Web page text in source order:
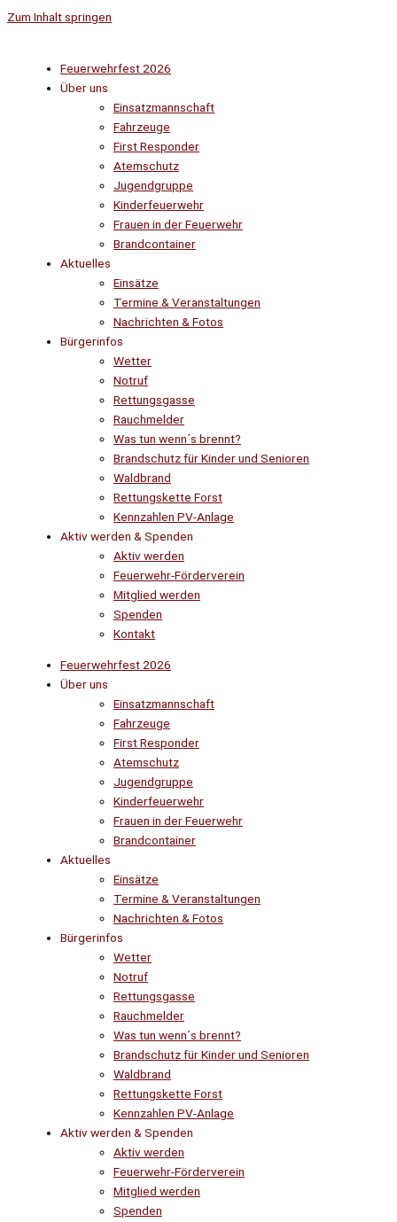
Zum Inhalt springen
Feuerwehrfest 2026
Über uns
Einsatzmannschaft
Fahrzeuge
First Responder
Atemschutz
Jugendgruppe
Kinderfeuerwehr
Frauen in der Feuerwehr
Brandcontainer
Aktuelles
Einsätze
Termine & Veranstaltungen
Nachrichten & Fotos
Bürgerinfos
Wetter
Notruf
Rettungsgasse
Rauchmelder
Was tun wenn´s brennt?
Brandschutz für Kinder und Senioren
Waldbrand
Rettungskette Forst
Kennzahlen PV-Anlage
Aktiv werden & Spenden
Aktiv werden
Feuerwehr-Förderverein
Mitglied werden
Spenden
Kontakt
Feuerwehrfest 2026
Über uns
Einsatzmannschaft
Fahrzeuge
First Responder
Atemschutz
Jugendgruppe
Kinderfeuerwehr
Frauen in der Feuerwehr
Brandcontainer
Aktuelles
Einsätze
Termine & Veranstaltungen
Nachrichten & Fotos
Bürgerinfos
Wetter
Notruf
Rettungsgasse
Rauchmelder
Was tun wenn´s brennt?
Brandschutz für Kinder und Senioren
Waldbrand
Rettungskette Forst
Kennzahlen PV-Anlage
Aktiv werden & Spenden
Aktiv werden
Feuerwehr-Förderverein
Mitglied werden
Spenden